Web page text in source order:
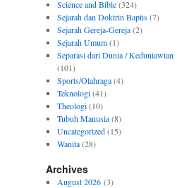
Science and Bible(324)
Sejarah dan Doktrin Baptis(7)
Sejarah Gereja-Gereja(2)
Sejarah Umum(1)
Separasi dari Dunia / Keduniawian
(101)
Sports/Olahraga(4)
Teknologi(41)
Theologi(10)
Tubuh Manusia(8)
Uncategorized(15)
Wanita(28)
Archives
August 2026(3)